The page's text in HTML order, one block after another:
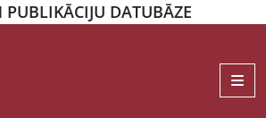
PUBLIKĀCIJU DATUBĀZE